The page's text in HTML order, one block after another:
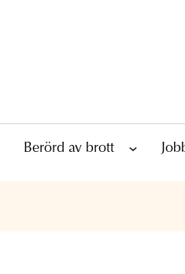
Berörd av brott